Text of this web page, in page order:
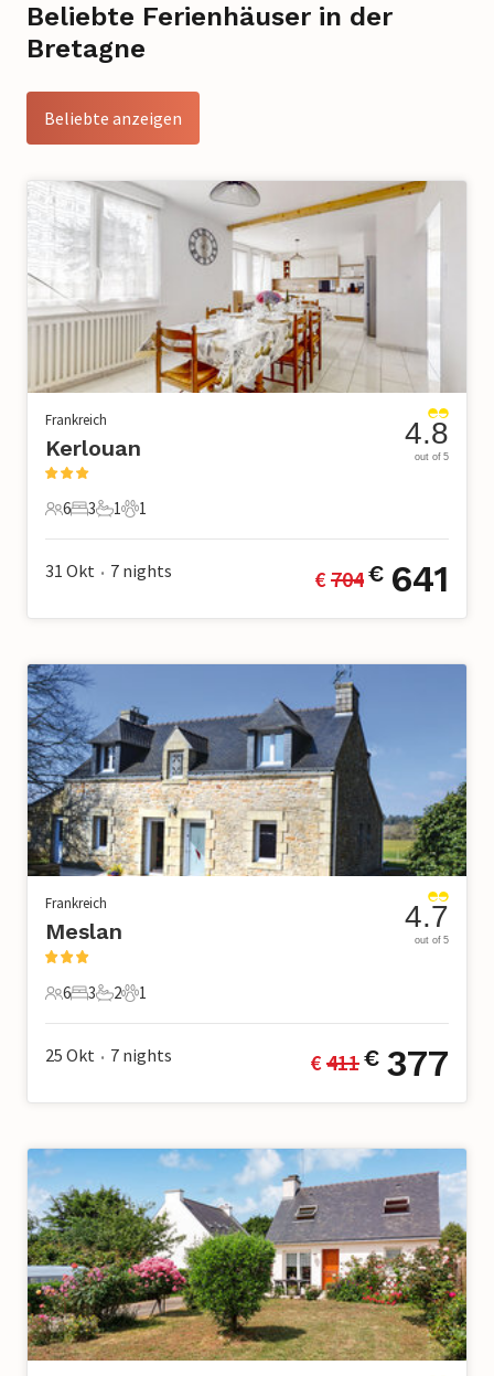
Beliebte Ferienhäuser in der
Bretagne
Beliebte anzeigen
Frankreich
Kerlouan
6 Gäste
6
3 Schlafzimmer
3
1 Badezimmer
1
1 Haustier
1
4.8
out of 5
31 Okt • 7 nights € 704€ 641
Frankreich
Meslan
6 Gäste
6
3 Schlafzimmer
3
2 Badezimmer
2
1 Haustier
1
4.7
out of 5
25 Okt • 7 nights € 411€ 377